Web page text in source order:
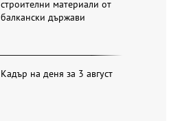
строителни материали от
балкански държави
Кадър на деня за 3 август